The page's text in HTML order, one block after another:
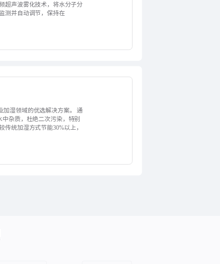
超声波雾化技术，将水分子分
测并自动调节，保持在
加湿领域的优选解决方案。 通
杂质，杜绝二次污染，特别
统加湿方式节能30%以上，